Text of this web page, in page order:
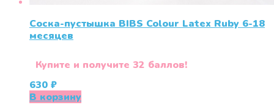
Соска-пустышка BIBS Colour Latex Ruby 6-18
месяцев
Купите и получите 32 баллов!
630 ₽
В корзину